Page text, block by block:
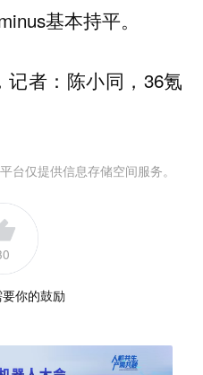
基本持平。
记者：陈小同，36氪
台仅提供信息存储空间服务。
你的鼓励